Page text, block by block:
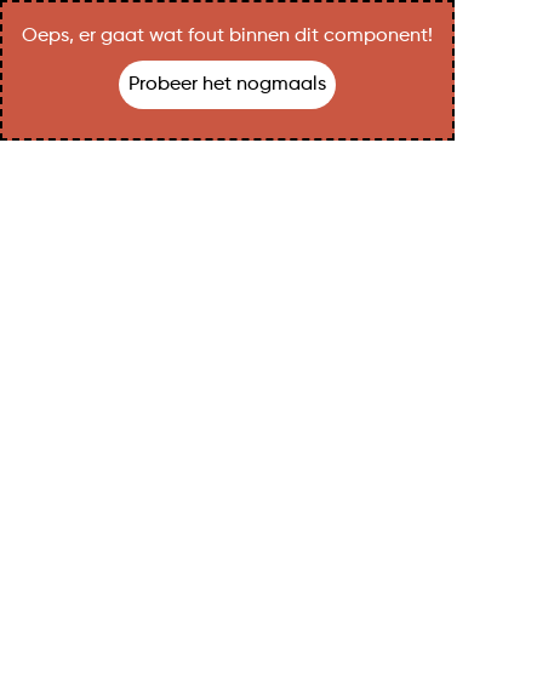
Oeps, er gaat wat fout binnen dit component!
Probeer het nogmaals